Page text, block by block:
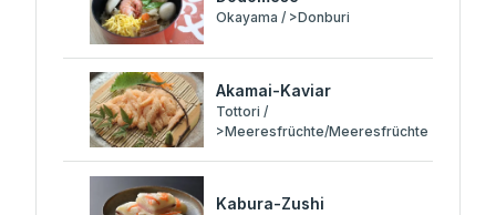
Okayama / >Donburi
Akamai-Kaviar
Tottori /
>Meeresfrüchte/Meeresfrüchte
Kabura-Zushi